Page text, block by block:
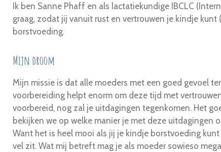
Ik ben Sanne Phaff en als lactatiekundige IBCLC (
graag, zodat jij vanuit rust en vertrouwen je kindje
borstvoeding.
Mijn droom
Mijn missie is dat alle moeders met een goed gevoel
voorbereiding helpt enorm om deze tijd met
voorbereid, nog zal je uitdagingen tegenkomen. Het
bekijken we op welke manier je met deze uitdagingen
Want het is heel mooi als jij je kindje borstvoeding
vel zit. Wat mij betreft mag je als moeder sowieso